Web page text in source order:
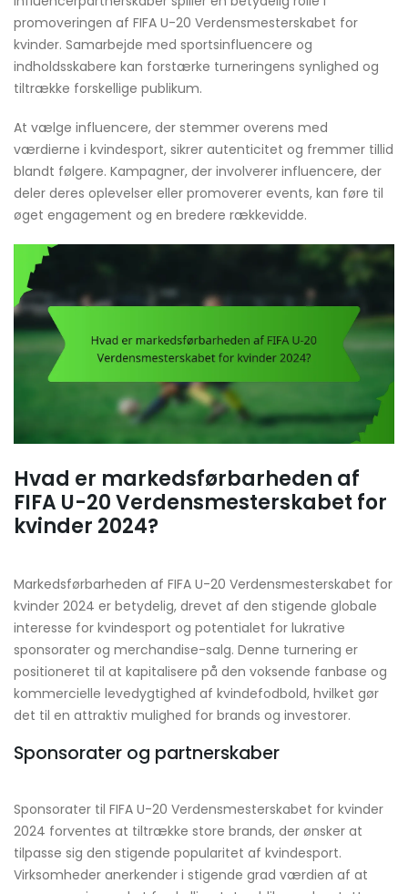
promoveringen af FIFA U-20 Verdensmesterskabet for
kvinder. Samarbejde med sportsinfluencere og
indholdsskabere kan forstærke turneringens synlighed og
tiltrække forskellige publikum.
At vælge influencere, der stemmer overens med
værdierne i kvindesport, sikrer autenticitet og fremmer tillid
blandt følgere. Kampagner, der involverer influencere, der
deler deres oplevelser eller promoverer events, kan føre til
øget engagement og en bredere rækkevidde.
Hvad er markedsførbarheden af
FIFA U-20 Verdensmesterskabet for
kvinder 2024?
Markedsførbarheden af FIFA U-20 Verdensmesterskabet for
kvinder 2024 er betydelig, drevet af den stigende globale
interesse for kvindesport og potentialet for lukrative
sponsorater og merchandise-salg. Denne turnering er
positioneret til at kapitalisere på den voksende fanbase og
kommercielle levedygtighed af kvindefodbold, hvilket gør
det til en attraktiv mulighed for brands og investorer.
Sponsorater og partnerskaber
Sponsorater til FIFA U-20 Verdensmesterskabet for kvinder
2024 forventes at tiltrække store brands, der ønsker at
tilpasse sig den stigende popularitet af kvindesport.
Virksomheder anerkender i stigende grad værdien af at